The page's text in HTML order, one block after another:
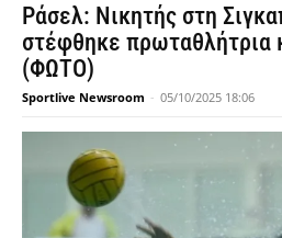
Ράσελ: Νικητής στη
στέφθηκε πρωταθλήτρια
(ΦΩΤΟ)
Sportlive Newsroom - 05/10/2025 18:06